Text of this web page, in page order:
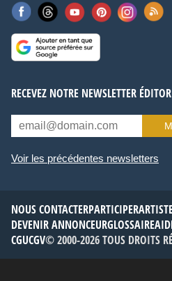
RECEVEZ NOTRE NEWSLETTER
Voir les précédentes newsletters
NOUS CONTACTERPARTICIPER
DEVENIR ANNONCEURGLOSSAIRE
CGUCGV© 2000-2026 TOUS DROITS